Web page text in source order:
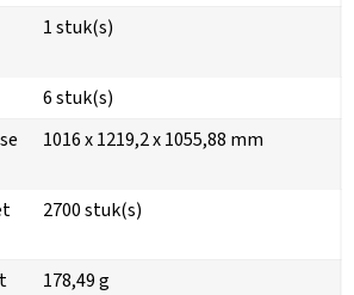
1 stuk(s)
6 stuk(s)
1016 x 1219,2 x 1055,88 mm
2700 stuk(s)
178,49 g